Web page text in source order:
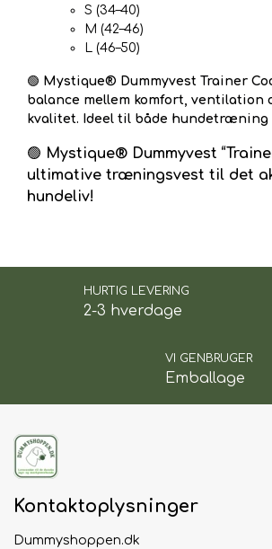
S (34–40)
M (42–46)
L (46–50)
🟢 Mystique® Dummyvest Trainer
balance mellem komfort, ventilation
kvalitet. Ideel til både hundetræning
🟢 Mystique® Dummyvest
ultimative træningsvest til det
hundeliv!
HURTIG LEVERING
2-3 hverdage
VI GENBRUGER
Emballage
Kontaktoplysninger
Dummyshoppen.dk